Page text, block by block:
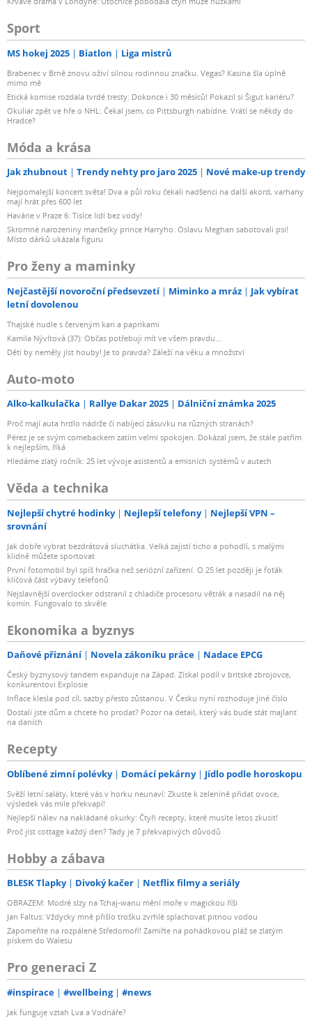
Sport
MS hokej 2025 Biatlon Liga mistrů
Brabenec v Brně znovu oživí silnou rodinnou značku. Vegas? Kasina šla úplně
mimo mě
Etická komise rozdala tvrdé tresty: Dokonce i 30 měsíců! Pokazil si Šigut kariéru?
Okuliar zpět ve hře o NHL: Čekal jsem, co Pittsburgh nabídne. Vrátí se někdy do
Hradce?
Móda a krása
Jak zhubnout Trendy nehty pro jaro 2025 Nové make-up trendy
Nejpomalejší koncert světa! Dva a půl roku čekali nadšenci na další akord, varhany
mají hrát přes 600 let
Havárie v Praze 6: Tisíce lidí bez vody!
Skromné narozeniny manželky prince Harryho: Oslavu Meghan sabotovali psi!
Místo dárků ukázala figuru
Pro ženy a maminky
Nejčastější novoroční předsevzetí Miminko a mráz
Jak vybírat
letní dovolenou
Thajské nudle s červeným kari a paprikami
Kamila Nývltová (37): Občas potřebuji mít ve všem pravdu...
Děti by neměly jíst houby! Je to pravda? Záleží na věku a množství
Auto-moto
Alko-kalkulačka Rallye Dakar 2025 Dálniční známka 2025
Proč mají auta hrdlo nádrže či nabíjecí zásuvku na různých stranách?
Pérez je se svým comebackem zatím velmi spokojen. Dokázal jsem, že stále patřím
k nejlepším, říká
Hledáme zlatý ročník: 25 let vývoje asistentů a emisních systémů v autech
Věda a technika
Nejlepší chytré hodinky Nejlepší telefony
Nejlepší VPN –
srovnání
Jak dobře vybrat bezdrátová sluchátka. Velká zajistí ticho a pohodlí, s malými
klidně můžete sportovat
První fotomobil byl spíš hračka než seriózní zařízení. O 25 let později je foťák
klíčová část výbavy telefonů
Nejslavnější overclocker odstranil z chladiče procesoru větrák a nasadil na něj
komín. Fungovalo to skvěle
Ekonomika a byznys
Daňové přiznání Novela zákoníku práce Nadace EPCG
Český byznysový tandem expanduje na Západ. Získal podíl v britské zbrojovce,
konkurentovi Explosie
Inflace klesla pod cíl, sazby přesto zůstanou. V Česku nyní rozhoduje jiné číslo
Dostali jste dům a chcete ho prodat? Pozor na detail, který vás bude stát majlant
na daních
Recepty
Oblíbené zimní polévky Domácí pekárny Jídlo podle horoskopu
Svěží letní saláty, které vás v horku neunaví: Zkuste k zelenině přidat ovoce,
výsledek vás mile překvapí!
Nejlepší nálev na nakládané okurky: Čtyři recepty, které musíte letos zkusit!
Proč jíst cottage každý den? Tady je 7 překvapivých důvodů
Hobby a zábava
BLESK Tlapky Divoký kačer Netflix filmy a seriály
OBRAZEM: Modré slzy na Tchaj-wanu mění moře v magickou říši
Jan Faltus: Vždycky mně přišlo trošku zvrhlé splachovat pitnou vodou
Zapomeňte na rozpálené Středomoří! Zamiřte na pohádkovou pláž se zlatým
pískem do Walesu
Pro generaci Z
#inspirace #wellbeing #news
Jak funguje vztah Lva a Vodnáře?